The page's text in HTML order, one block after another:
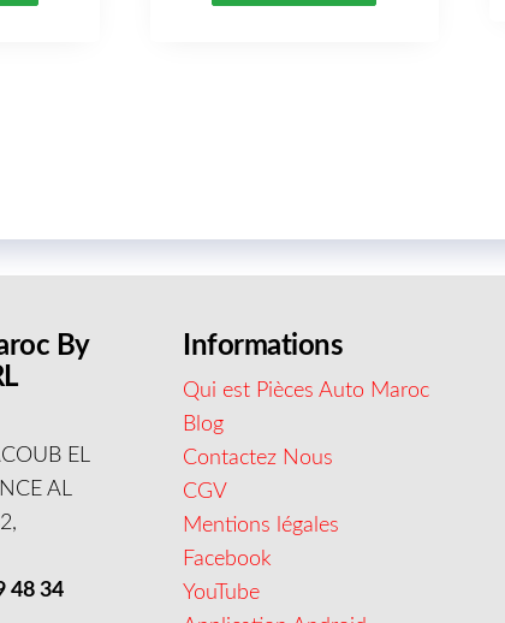
By
EL
AL
48 34
Informations
Qui est Pièces Auto Maroc
Blog
Contactez Nous
CGV
Mentions légales
Facebook
YouTube